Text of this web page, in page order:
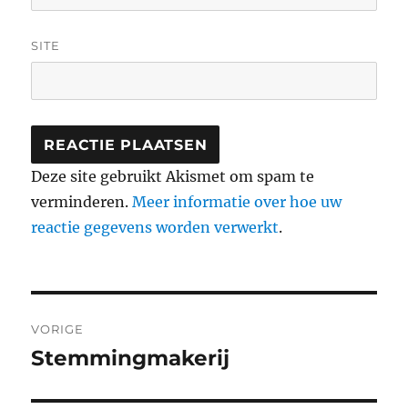
SITE
Deze site gebruikt Akismet om spam te
verminderen.Meer informatie over hoe uw
reactie gegevens worden verwerkt.
VORIGE
Vorig
Stemmingmakerij